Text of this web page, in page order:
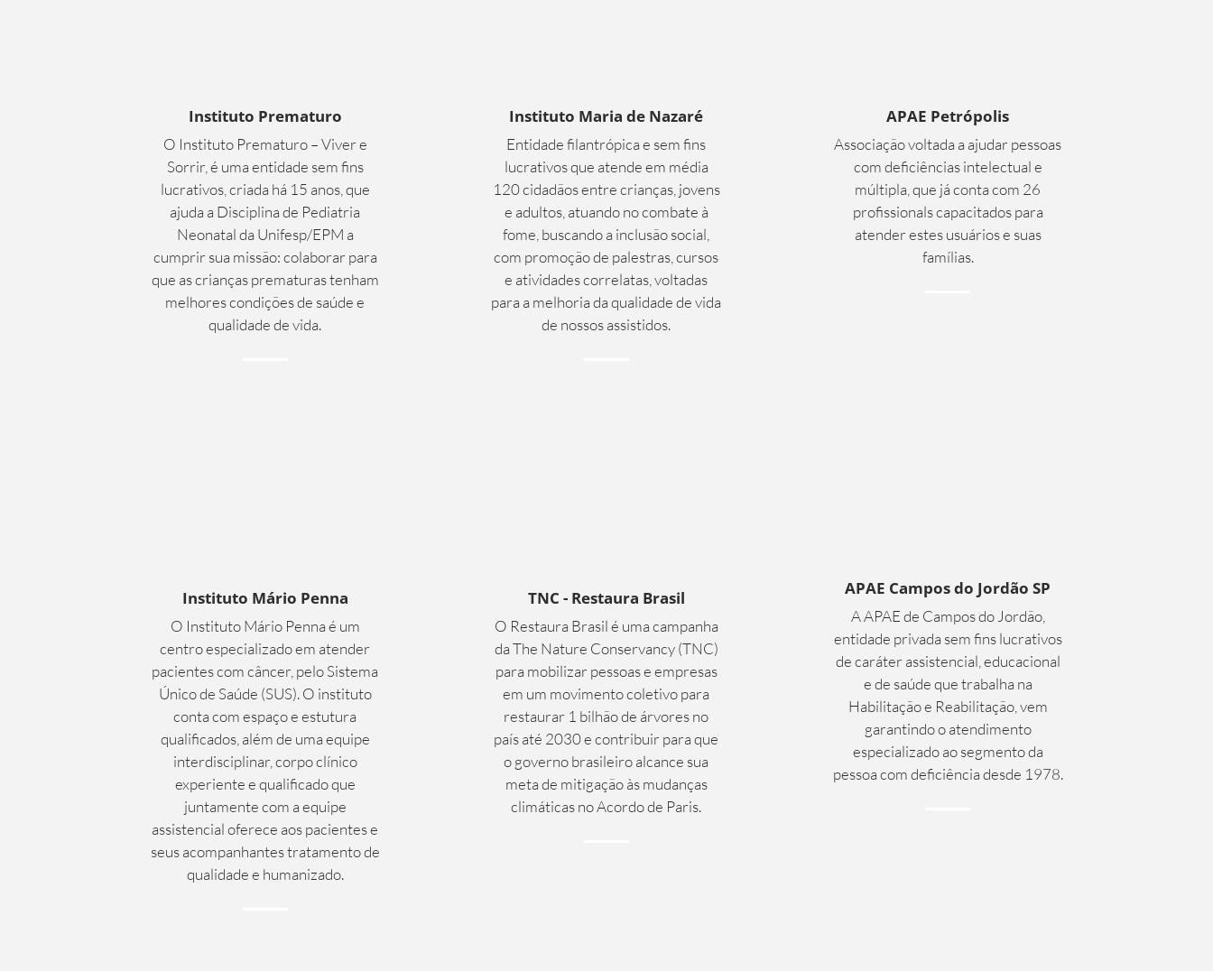
Instituto Prematuro
O Instituto Prematuro – Viver e
Sorrir, é uma entidade sem fins
lucrativos, criada há 15 anos, que
ajuda a Disciplina de Pediatria
Neonatal da Unifesp/EPM a
cumprir sua missão: colaborar para
que as crianças prematuras tenham
melhores condições de saúde e
qualidade de vida.
Instituto Maria de Nazaré
Entidade filantrópica e sem fins
lucrativos que atende em média
120 cidadãos entre crianças, jovens
e adultos, atuando no combate à
fome, buscando a inclusão social,
com promoção de palestras, cursos
e atividades correlatas, voltadas
para a melhoria da qualidade de vida
de nossos assistidos.
APAE Petrópolis
Associação voltada a ajudar pessoas
com deficiências intelectual e
múltipla, que já conta com 26
profissionals capacitados para
atender estes usuários e suas
famílias.
Instituto Mário Penna
O Instituto Mário Penna é um
centro especializado em atender
pacientes com câncer, pelo Sistema
Único de Saúde (SUS). O instituto
conta com espaço e estutura
qualificados, além de uma equipe
interdisciplinar, corpo clínico
experiente e qualificado que
juntamente com a equipe
assistencial oferece aos pacientes e
seus acompanhantes tratamento de
qualidade e humanizado.
TNC - Restaura Brasil
O Restaura Brasil é uma campanha
da The Nature Conservancy (TNC)
para mobilizar pessoas e empresas
em um movimento coletivo para
restaurar 1 bilhão de árvores no
país até 2030 e contribuir para que
o governo brasileiro alcance sua
meta de mitigação às mudanças
climáticas no Acordo de Paris.
APAE Campos do Jordão SP
A APAE de Campos do Jordão,
entidade privada sem fins lucrativos
de caráter assistencial, educacional
e de saúde que trabalha na
Habilitação e Reabilitação, vem
garantindo o atendimento
especializado ao segmento da
pessoa com deficiência desde 1978.